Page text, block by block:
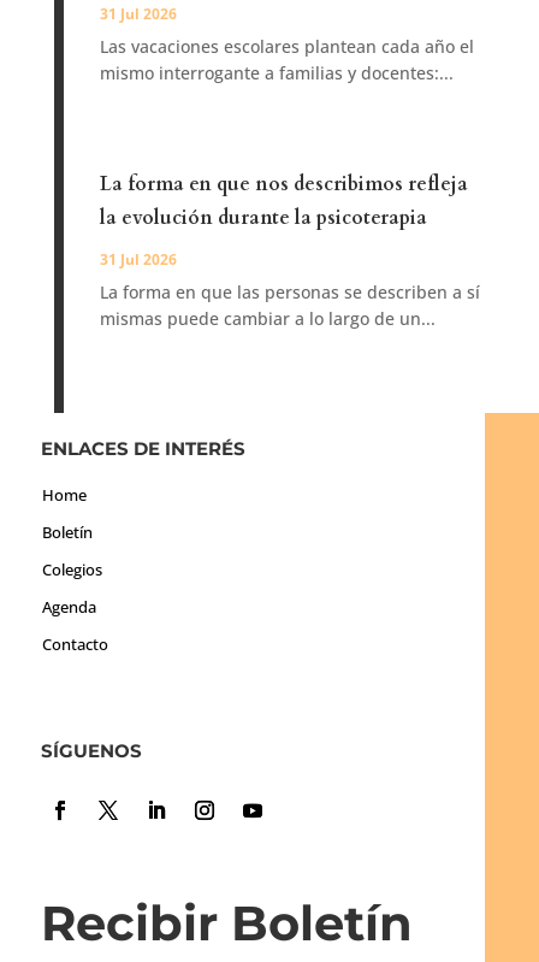
31 Jul 2026
Las vacaciones escolares plantean cada año el
mismo interrogante a familias y docentes:...
La forma en que nos describimos refleja
la evolución durante la psicoterapia
31 Jul 2026
La forma en que las personas se describen a sí
mismas puede cambiar a lo largo de un...
ENLACES DE INTERÉS
Home
Boletín
Colegios
Agenda
Contacto
SÍGUENOS
Recibir Boletín